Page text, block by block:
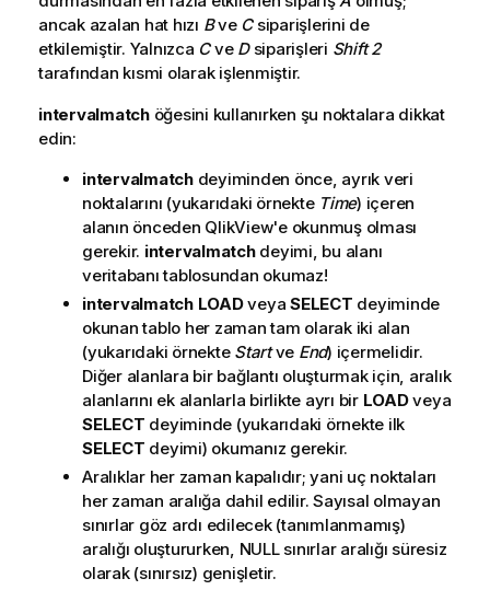
ancak azalan hat hızı Bve Csiparişlerini de
etkilemiştir. Yalnızca Cve Dsiparişleri Shift 2
tarafından kısmi olarak işlenmiştir.
intervalmatchöğesini kullanırken şu noktalara dikkat
edin:
intervalmatchdeyiminden önce, ayrık veri
noktalarını (yukarıdaki örnekte Time) içeren
alanın önceden QlikView'e okunmuş olması
gerekir. intervalmatchdeyimi, bu alanı
veritabanı tablosundan okumaz!
intervalmatch LOADveya SELECT deyiminde
okunan tablo her zaman tam olarak iki alan
(yukarıdaki örnekte Startve End) içermelidir.
Diğer alanlara bir bağlantı oluşturmak için, aralık
alanlarını ek alanlarla birlikte ayrı bir LOADveya
SELECT deyiminde (yukarıdaki örnekte ilk
SELECT deyimi) okumanız gerekir.
Aralıklar her zaman kapalıdır; yani uç noktaları
her zaman aralığa dahil edilir. Sayısal olmayan
sınırlar göz ardı edilecek (tanımlanmamış)
aralığı oluştururken, NULLsınırlar aralığı süresiz
olarak (sınırsız) genişletir.